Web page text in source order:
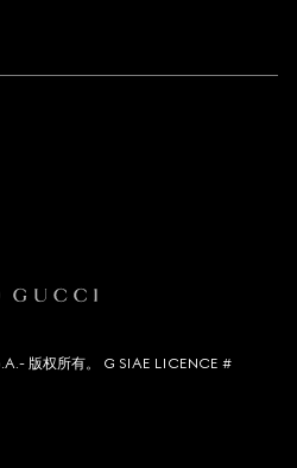
版权所有。 G SIAE LICENCE #